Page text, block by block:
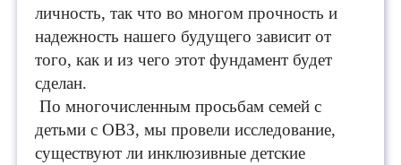
личность, так что во многом прочность и
надежность нашего будущего зависит от
того, как и из чего этот фундамент будет
сделан.
По многочисленным просьбам семей с
детьми с ОВЗ, мы провели исследование,
существуют ли инклюзивные детские